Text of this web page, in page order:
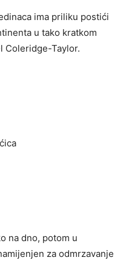
ima priliku postići
u tako kratkom
Coleridge-Taylor.
na dno, potom u
za odmrzavanje